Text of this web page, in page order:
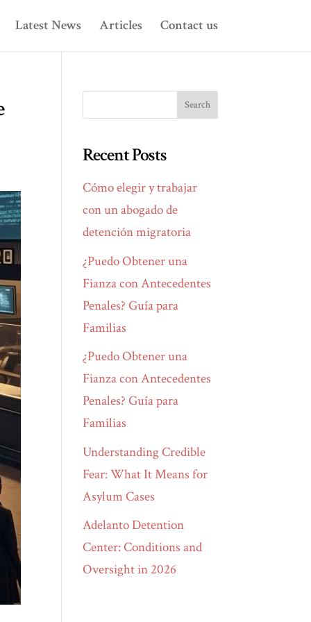
Latest News Articles Contact us
Recent Posts
Cómo elegir y trabajar
con un abogado de
detención migratoria
¿Puedo Obtener una
Fianza con Antecedentes
Penales? Guía para
Familias
¿Puedo Obtener una
Fianza con Antecedentes
Penales? Guía para
Familias
Understanding Credible
Fear: What It Means for
Asylum Cases
Adelanto Detention
Center: Conditions and
Oversight in 2026